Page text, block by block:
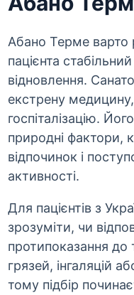
Абано Терме варто
пацієнта
відновлення.
екстрену
госпіталізацію.
природні фактори,
відпочинок і
активності.
Для пацієнтів з
зрозуміти, чи
протипоказання
грязей, інгаляцій
тому підбір